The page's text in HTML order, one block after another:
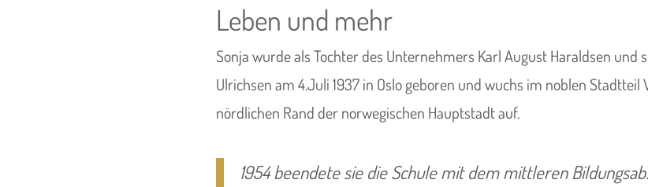
Leben und mehr
Sonja wurde als Tochter des Unternehmers Karl August Haraldsen und
Ulrichsen am 4.Juli 1937 in Oslo geboren und wuchs im noblen Stadtteil
nördlichen Rand der norwegischen Hauptstadt auf.
1954 beendete sie die Schule mit dem mittleren